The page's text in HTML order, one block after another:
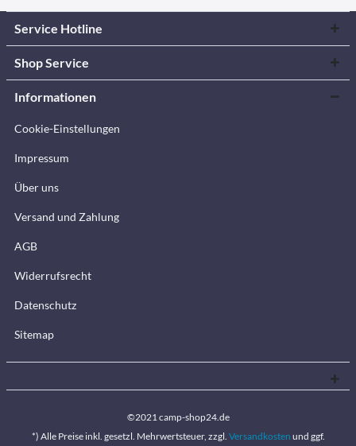
Service Hotline
Shop Service
Informationen
Cookie-Einstellungen
Impressum
Über uns
Versand und Zahlung
AGB
Widerrufsrecht
Datenschutz
Sitemap
©2021 camp-shop24.de
*) Alle Preise inkl. gesetzl. Mehrwertsteuer, zzgl. Versandkosten und ggf.